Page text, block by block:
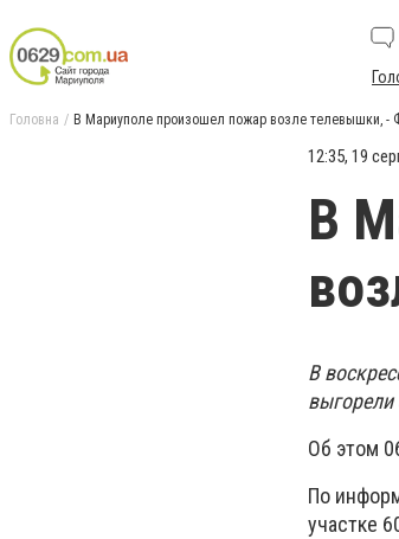
Головна В Мариуполе произошел пожар возле телевышки, -
12:35, 19
В
В
выгорели
Об этом
По
участке